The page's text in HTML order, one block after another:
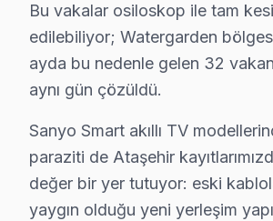
Kayışdağı'nda Sanyo TV Servisi
Kayışdağı Mahallesi, modern
Küçükbakkalköy'de Sanyo TV
Küçükbakkalköy Mahallesi, yeni
Mevlana'da Sanyo TV Servisi
Mevlana Mahallesi, genellikle 15-
Bu vakalar osiloskop ile tam
edilebiliyor; Watergarden
ayda bu nedenle gelen 32
aynı gün çözüldü.
Sanyo Smart akıllı TV
paraziti de Ataşehir
değer bir yer tutuyor: eski
yaygın olduğu yeni yerleşim